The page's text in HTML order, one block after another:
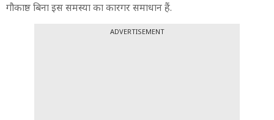
गौकाष्ठ बिना इस समस्या का कारगर समाधान हैं.
ADVERTISEMENT